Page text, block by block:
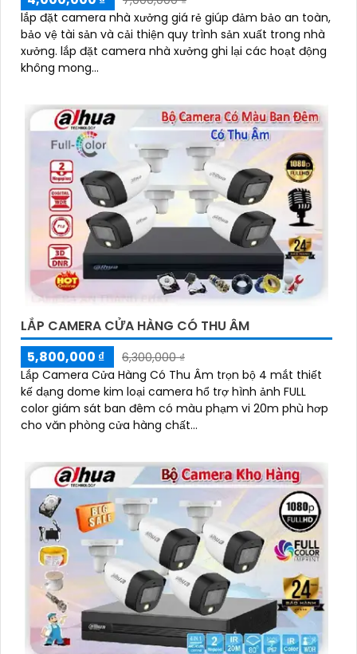
lắp đặt camera nhà xưởng giá rẻ giúp đảm bảo an toàn,
bảo vệ tài sản và cải thiện quy trình sản xuất trong nhà
xưởng. lắp đặt camera nhà xưởng ghi lại các hoạt động
không mong...
LẮP CAMERA CỬA HÀNG CÓ THU ÂM
5,800,000 ₫
6,300,000 ₫
Lắp Camera Cửa Hàng Có Thu Âm trọn bộ 4 mắt thiết
kế dạng dome kim loại camera hổ trợ hình ảnh FULL
color giám sát ban đêm có màu phạm vi 20m phù hơp
cho văn phòng cửa hàng chất...